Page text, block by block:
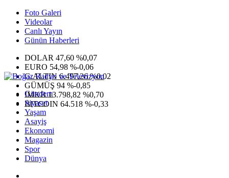
Foto Galeri
Videolar
Canlı Yayın
Günün Haberleri
DOLAR 47,60 %0,07
EURO 54,98 %-0,06
G.ALTIN6.497,26 %0,02
GÜMÜŞ 94 %-0,85
IMKB13.798,82 %0,70
BITCOIN 64.518 %-0,33
Gündem
Siyaset
Yaşam
Asayiş
Ekonomi
Magazin
Spor
Dünya